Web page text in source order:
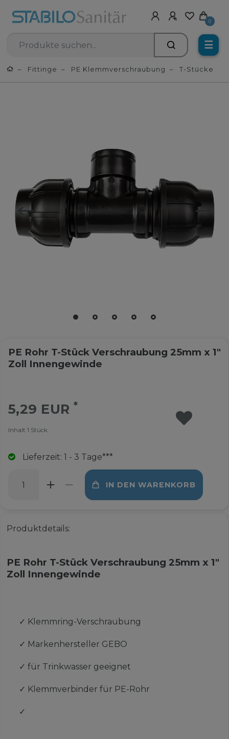
0
☰
Fittinge PE Klemmverschraubung T-Stücke
PE Rohr T-Stück Verschraubung 25mm x 1"
Zoll Innengewinde
5,29 EUR*
Inhalt 1 Stück
Lieferzeit: 1 - 3 Tage***
IN DEN WARENKORB
Produktdetails:
PE Rohr T-Stück Verschraubung 25mm x 1"
Zoll Innengewinde
✓ Klemmring-Verschraubung
✓ Markenhersteller GEBO
✓ für Trinkwasser geeignet
✓ Klemmverbinder für PE-Rohr
✓